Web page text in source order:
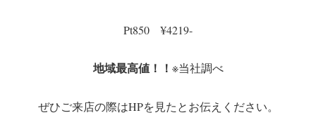
Pt850 ¥4219-
地域最高値！！ ※当社調べ
ぜひご来店の際はHPを見たとお伝えください。